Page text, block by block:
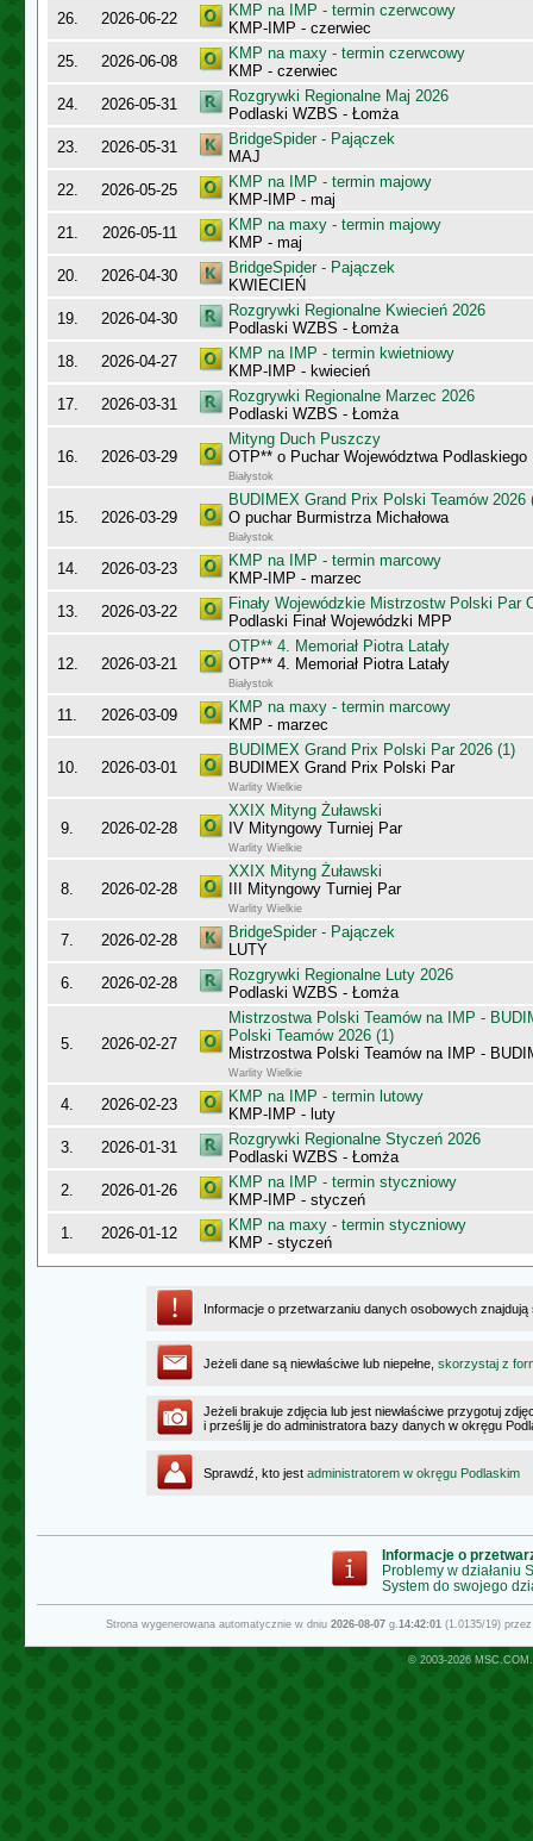
26.
2026-06-22
KMP na IMP - termin czerwcowy
KMP-IMP - czerwiec
25.
2026-06-08
KMP na maxy - termin czerwcowy
KMP - czerwiec
24.
2026-05-31
Rozgrywki Regionalne Maj 2026
Podlaski WZBS - Łomża
23.
2026-05-31
BridgeSpider - Pajączek
MAJ
22.
2026-05-25
KMP na IMP - termin majowy
KMP-IMP - maj
21.
2026-05-11
KMP na maxy - termin majowy
KMP - maj
20.
2026-04-30
BridgeSpider - Pajączek
KWIECIEŃ
19.
2026-04-30
Rozgrywki Regionalne Kwiecień 2026
Podlaski WZBS - Łomża
18.
2026-04-27
KMP na IMP - termin kwietniowy
KMP-IMP - kwiecień
17.
2026-03-31
Rozgrywki Regionalne Marzec 2026
Podlaski WZBS - Łomża
16. 2026-03-29
Mityng Duch Puszczy
OTP** o Puchar Województwa Podlaskiego
Białystok
15. 2026-03-29
BUDIMEX Grand Prix Polski Teamów 2026
O puchar Burmistrza Michałowa
Białystok
14. 2026-03-23
KMP na IMP - termin marcowy
KMP-IMP - marzec
13.
2026-03-22
Finały Wojewódzkie Mistrzostw Polski Par
Podlaski Finał Wojewódzki MPP
12. 2026-03-21
OTP** 4. Memoriał Piotra Latały
OTP** 4. Memoriał Piotra Latały
Białystok
11. 2026-03-09
KMP na maxy - termin marcowy
KMP - marzec
10. 2026-03-01
BUDIMEX Grand Prix Polski Par 2026 (1)
BUDIMEX Grand Prix Polski Par
Warlity Wielkie
9. 2026-02-28
XXIX Mityng Żuławski
IV Mityngowy Turniej Par
Warlity Wielkie
8. 2026-02-28
XXIX Mityng Żuławski
III Mityngowy Turniej Par
Warlity Wielkie
7. 2026-02-28
BridgeSpider - Pajączek
LUTY
6.
2026-02-28
Rozgrywki Regionalne Luty 2026
Podlaski WZBS - Łomża
5. 2026-02-27
Mistrzostwa Polski Teamów na IMP -
Polski Teamów 2026 (1)
Mistrzostwa Polski Teamów na IMP -
Warlity Wielkie
4. 2026-02-23
KMP na IMP - termin lutowy
KMP-IMP - luty
3.
2026-01-31
Rozgrywki Regionalne Styczeń 2026
Podlaski WZBS - Łomża
2.
2026-01-26
KMP na IMP - termin styczniowy
KMP-IMP - styczeń
1.
2026-01-12
KMP na maxy - termin styczniowy
KMP - styczeń
Informacje o przetwarzaniu danych osobowych
Jeżeli dane są niewłaściwe lub niepełne, skorzystaj z
Jeżeli brakuje zdjęcia lub jest niewłaściwe przygotuj
i prześlij je do administratora bazy danych w okręgu
Sprawdź, kto jest administratorem w okręgu Podlaskim
Informacje o
Problemy w działaniu
System do swojego
Strona wygenerowana automatycznie w dniu 2026-08-07g.14:42:01(1.0135/19)
© 2003-2026